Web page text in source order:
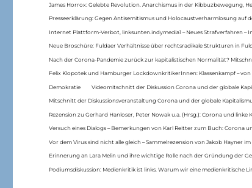
James Horrox: Gelebte Revolution. Anarchismus in der Kibbuzbewegung,
Presseerklärung: Gegen Antisemitismus und Holocaustverharmlosung auf
Internet Plattform-Verbot, linksunten.indymedia1 – Neues Strafverfahren –
Neue Broschüre: Fuldaer Verhältnisse über rechtsradikale Strukturen in
Nach der Corona-Pandemie zurück zur kapitalistischen Normalität?
Felix Klopotek und Hamburger LockdownkritikerInnen: Klassenkampf –
Demokratie Videomitschnitt der Diskussion Corona und der globale
Mitschnitt der Diskussionsveranstaltung Corona und der globale
Rezension zu Gerhard Hanloser, Peter Nowak u.a. (Hrsg.): Corona und linke
Versuch eines Dialogs – Bemerkungen von Karl Reitter zum Buch: Corona
Vor dem Virus sind nicht alle gleich – Sammelrezension von Jakob Hayner
Erinnerung an Lara Melin und ihre wichtige Rolle nach der Gründung der
Podiumsdiskussion: Medienkritik ist links. Warum wir eine medienkritische